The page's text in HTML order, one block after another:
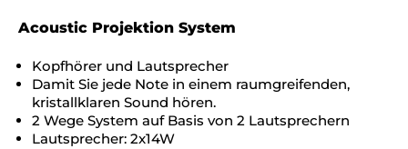
Acoustic Projektion System
Kopfhörer und Lautsprecher
Damit Sie jede Note in einem raumgreifenden,
kristallklaren Sound hören.
2 Wege System auf Basis von 2 Lautsprechern
Lautsprecher: 2x14W